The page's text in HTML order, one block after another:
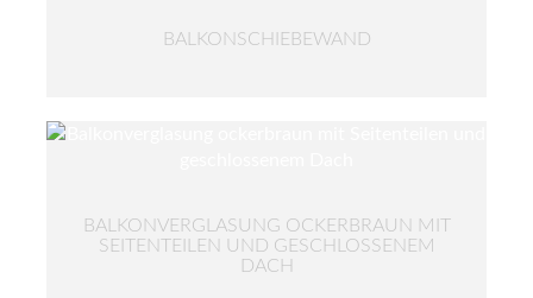
BALKONSCHIEBEWAND
BALKONVERGLASUNG OCKERBRAUN MIT
SEITENTEILEN UND GESCHLOSSENEM
DACH